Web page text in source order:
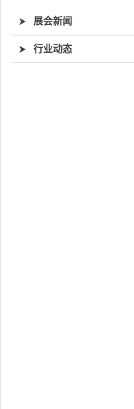
展会新闻
行业动态